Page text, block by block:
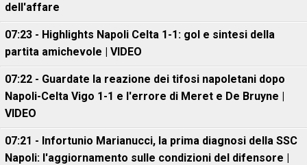
dell'affare
07:23 - Highlights Napoli Celta 1-1: gol e sintesi della
partita amichevole | VIDEO
07:22 - Guardate la reazione dei tifosi napoletani dopo
Napoli-Celta Vigo 1-1 e l'errore di Meret e De Bruyne |
VIDEO
07:21 - Infortunio Marianucci, la prima diagnosi della SSC
Napoli: l'aggiornamento sulle condizioni del difensore |